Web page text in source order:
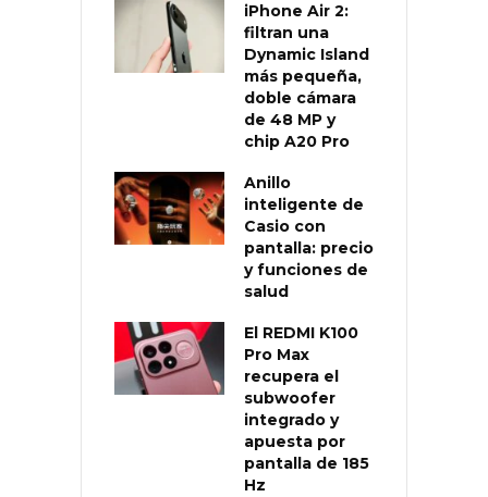
iPhone Air 2:
filtran una
Dynamic Island
más pequeña,
doble cámara
de 48 MP y
chip A20 Pro
Anillo
inteligente de
Casio con
pantalla: precio
y funciones de
salud
El REDMI K100
Pro Max
recupera el
subwoofer
integrado y
apuesta por
pantalla de 185
Hz